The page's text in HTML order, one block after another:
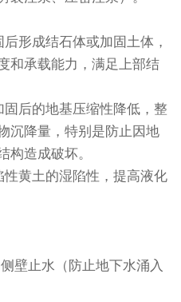
形成结石体或加固土体，
和承载能力，满足上部结
后的地基压缩性降低，整
沉降量，特别是防止因地
构造成破坏。
黄土的湿陷性，提高液化
壁止水（防止地下水涌入